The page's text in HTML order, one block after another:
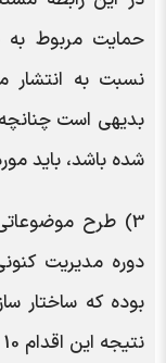
حمایت مربوط به
نسبت به انتشار
بدیهی است
شده باشد، باید
3) طرح
دوره مدیریت
بوده که ساختار